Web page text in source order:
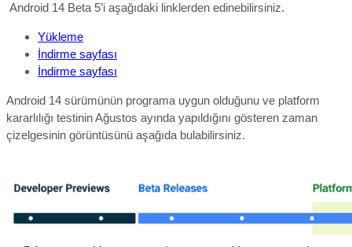
Android 14 Beta 5’i aşağıdaki linklerden edinebilirsiniz.
Yükleme
İndirme sayfası
İndirme sayfası
Android 14 sürümünün programa uygun olduğunu ve platform
kararlılığı testinin Ağustos ayında yapıldığını gösteren zaman
çizelgesinin görüntüsünü aşağıda bulabilirsiniz.